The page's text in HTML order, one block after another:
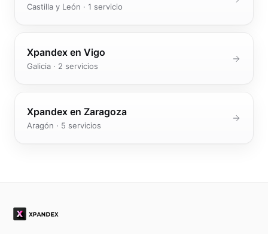
Castilla y León · 1 servicio
Xpandex en Vigo
Galicia · 2 servicios
Xpandex en Zaragoza
Aragón · 5 servicios